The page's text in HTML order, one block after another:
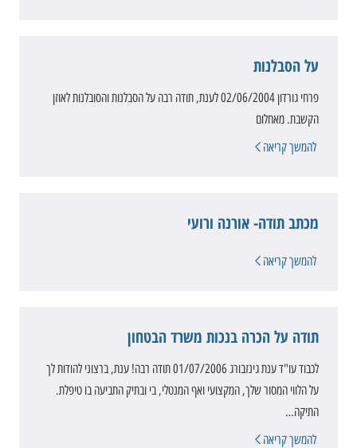
על הסבלנות
פרחי גורדון 02/06/2004 לענת, תודה רבה על הסבלנות והסובלנות לאוזן
הקשבת. מאחלום
להמשך קריאה
מכתב תודה- אורנה ורועי
להמשך קריאה
תודה על הכרה בנכות משרד הבטחון
לכבוד עו"ד ענת גינזבורג 01/07/2006 תודה רבה! ענת, ברצוני להודות לך
על הלווי המסור שלך, המקצועי ואף המנטלי, בי ובתיק התביעה בו טיפלת.
התיקה…
להמשך קריאה